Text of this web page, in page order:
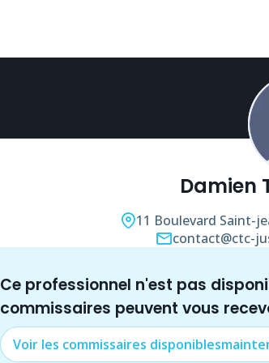
Damien
11 Boulevard Saint-
contact@ctc-
Ce professionnel n'est pas
commissaires peuvent vous
Voir les commissaires disponibles